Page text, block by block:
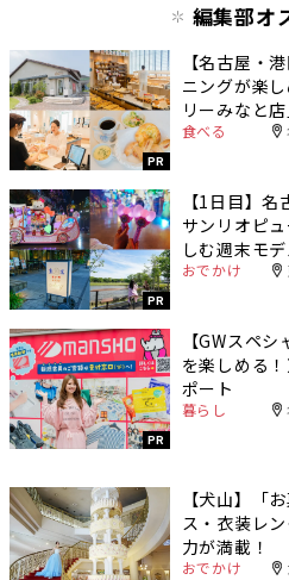
編集部オ
PR
【名古屋・
ニングが楽
リーみなと
食べる
PR
【1日目】
サンリオピ
しむ週末モ
おでかけ
PR
【GWスペ
を楽しめる
ポート
暮らし
【犬山】「
ス・衣装レ
力が満載！
おでかけ